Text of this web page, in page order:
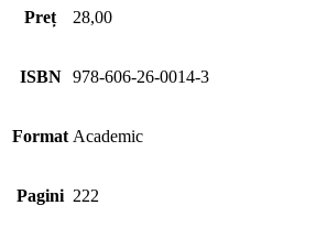
Preț 28,00
ISBN 978-606-26-0014-3
Format Academic
Pagini 222